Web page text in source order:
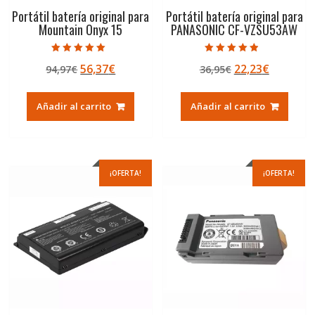
Portátil batería original para
Mountain Onyx 15
5.00
de 5
94,97€El
original
era:
56,37€El
actual
es:
Añadir al carrito
Portátil batería original para
PANASONIC CF-VZSU53AW
4.50
de 5
36,95€ El
original
era:
22,23€El
actual
es:
Añadir al carrito
¡OFERTA! ¡OFERTA!